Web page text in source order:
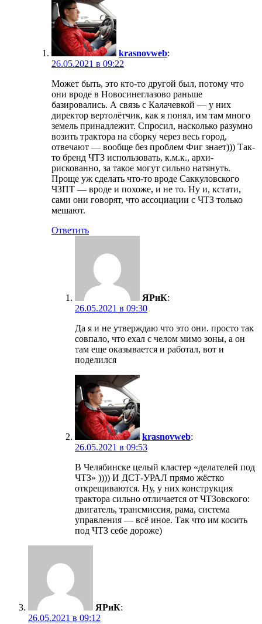
krasnovweb:
26.05.2021 в 09:22
Может быть, это кто-то другой был, потому что
они вроде в Новосинеглазово раньше
базировались. А связь с Калачевкой — у них
директор вертолётчик, как я понял, им там много
земель принадлежит. Спросил, насколько разумно
возить трактора на сборку через весь город,
отвечают — вообще без проблем Фиг знает))) Так-
то бренд ЧТЗ использовать, к.м.к., архи-
рискованно, за такое могут сильно натянуть.
Проще уж сделать что-то вроде Саккуловского
ЧЗПТ — вроде и похоже, и не то. Ну и, кстати,
сами они говорят, что ассоциации с ЧТЗ только
мешают.
Ответить
ЯРиК:
26.05.2021 в 09:30
Да я и не утверждаю что это они. просто так
совпало, что ехал с челом мимо зоны, а он
там еще оказывается и работал, вот и
поделился
krasnovweb:
26.05.2021 в 09:53
В Челябинске целый кластер «делателей под
ЧТЗ» )))) И ДСТ-УРАЛ прямо жёстко
открещиваются. Ну, у них конструкция
трактора сильно отличается от ЧТЗовского:
двигатель, трансмиссия, рама, система
управления — всё иное. Так что им косить
под ЧТЗ себе дороже)
ЯРиК:
26.05.2021 в 09:12